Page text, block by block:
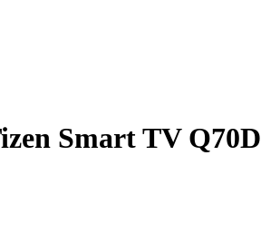
Smart TV Q70D